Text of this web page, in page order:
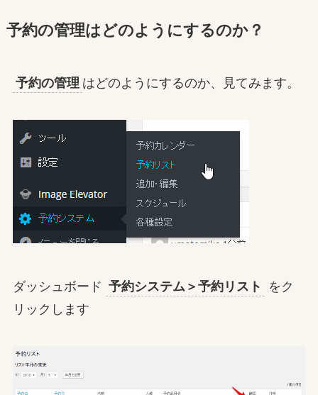
予約の管理はどのようにするのか？
予約の管理 はどのようにするのか、見てみます。
ダッシュボード 予約システム＞予約リスト
をク
リックします